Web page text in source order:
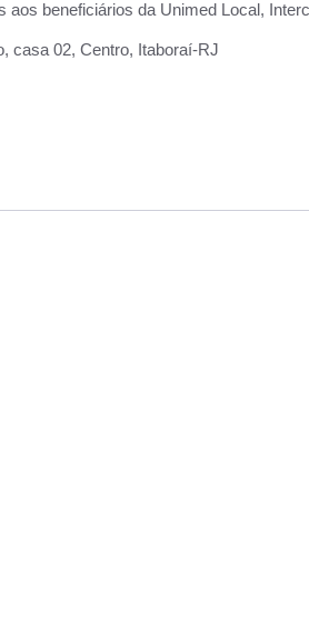
aos beneficiários da Unimed Local,
casa 02, Centro, Itaboraí-RJ